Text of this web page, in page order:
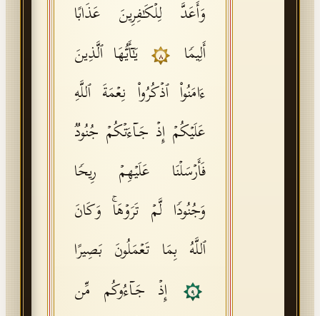
وَأَعَدَّ لِلۡكَـٰفِرِینَ عَذَابًا
أَلِیمࣰا
٨
یَـٰۤأَیُّهَا ٱلَّذِینَ
ءَامَنُوا۟ ٱذۡكُرُوا۟ نِعۡمَةَ ٱللَّهِ
عَلَیۡكُمۡ إِذۡ جَاۤءَتۡكُمۡ جُنُودࣱ
فَأَرۡسَلۡنَا عَلَیۡهِمۡ رِیحࣰا
وَجُنُودࣰا لَّمۡ تَرَوۡهَاۚ وَكَانَ
ٱللَّهُ بِمَا تَعۡمَلُونَ بَصِیرًا
٩
إِذۡ جَاۤءُوكُم مِّن